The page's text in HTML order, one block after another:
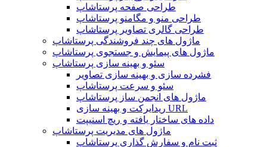
طراحی صفحه پرستاشاپ
طراحی منو و مگامنو پرستاشاپ
طراحی گالری تصاویر پرستاشاپ
ماژول های چند فروشندگی پرستاشاپ
ماژول های پیمایش و جستجوی پرستاشاپ
سئو و بهینه سازی پرستاشاپ
فشرده سازی و بهینه سازی تصاویر
سئو و سرعت پرستاشاپ
ماژول های انجمن ساز پرستاشاپ
ریدایرکت و بهینه سازی URL
داده های ساختار یافته و ریچ اسنیپت
ماژول های مدیریت پرستاشاپ
ثبت نام و سفارش گذاری پرستاشاپ